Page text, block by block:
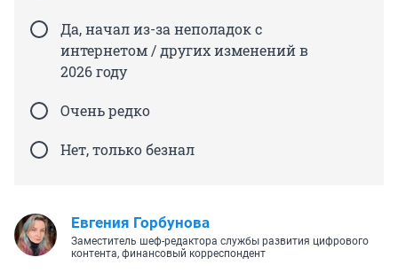
Да, начал из-за неполадок с
интернетом / других изменений в
2026 году
Очень редко
Нет, только безнал
Евгения Горбунова
Заместитель шеф-редактора службы развития цифрового
контента, финансовый корреспондент